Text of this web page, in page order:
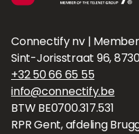
Connectify nv |
Sint-Jorisstraat 96,
+32 50 66 65 55
info@connectify.be
BTW BE0700.317.531
RPR Gent, afdeling